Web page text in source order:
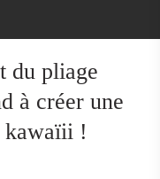
du pliage
à créer une
kawaïii !